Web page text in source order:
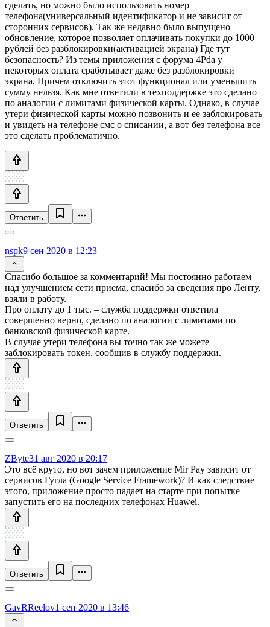
сделать, но можно было использовать номер
телефона(универсальный идентификатор и не зависит от
сторонних сервисов). Так же недавно было выпущено
обновление, которое позволяет оплачивать покупки до 1000
рублей без разблокировки(активацией экрана) Где тут
безопасность? Из темы приложения с форума 4Pda у
некоторых оплата сработывает даже без разблокировки
экрана. Причем отключить этот функционал или уменьшить
сумму нельзя. Как мне ответили в техподдержке это сделано
по аналогии с лимитами физической карты. Однако, в случае
утери физической карты можно позвонить и ее заблокировать
и увидеть на телефоне смс о списании, а вот без телефона все
это сделать проблематично.
Ответить
nspk9 сен 2020 в 12:23
Спасибо большое за комментарий! Мы постоянно работаем
над улучшением сети приема, спасибо за сведения про Ленту,
взяли в работу.
Про оплату до 1 тыс. – служба поддержки ответила
совершенно верно, сделано по аналогии с лимитами по
банковской физической карте.
В случае утери телефона вы точно так же можете
заблокировать токен, сообщив в службу поддержки.
Ответить
ZByte31 авг 2020 в 20:17
Это всё круто, но вот зачем приложение Mir Pay зависит от
сервисов Гугла (Google Service Framework)? И как следствие
этого, приложение просто падает на старте при попытке
запустить его на последних телефонах Huawei.
Ответить
GavRReelov1 сен 2020 в 13:46